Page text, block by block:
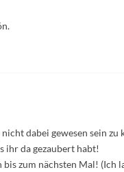
dabei gewesen sein zu
ihr da gezaubert habt!
zum nächsten Mal! (Ich